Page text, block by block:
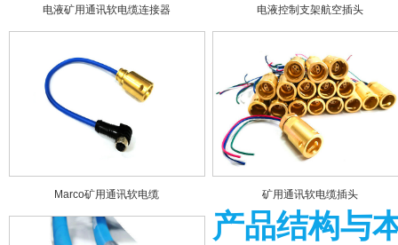
电液矿用通讯软电缆连接器 电液控制支架航空插头
Marco矿用通讯软电缆 矿用通讯软电缆插头
产品结构与